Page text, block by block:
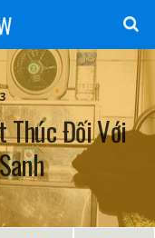
Thúc Đối Với